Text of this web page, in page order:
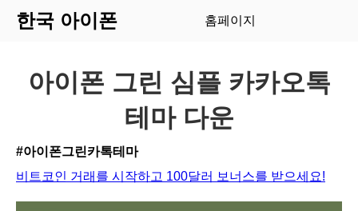
한국 아이폰 홈페이지
아이폰 그린 심플 카카오톡
테마 다운
#아이폰그린카톡테마
비트코인 거래를 시작하고 100달러 보너스를 받으세요!